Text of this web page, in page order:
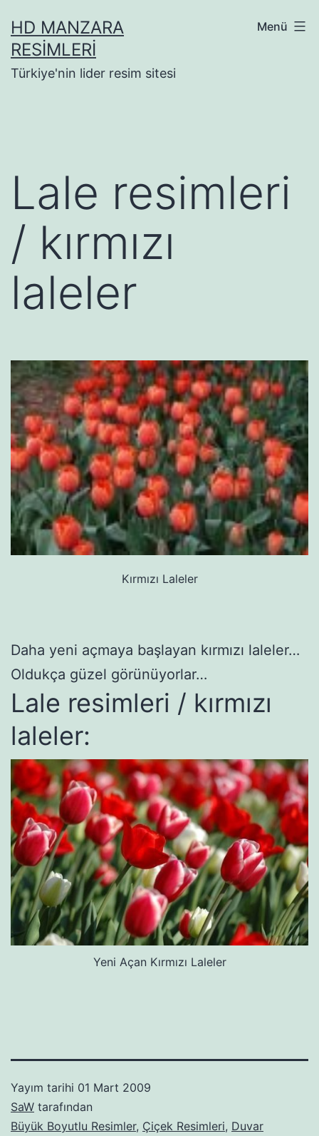
geçHD MANZARA
RESIMLERI
Türkiye'nin lider resim sitesi
Menü
Lale resimleri
/ kırmızı
laleler
Kırmızı Laleler
Daha yeni açmaya başlayan kırmızı laleler…
Oldukça güzel görünüyorlar…
Lale resimleri / kırmızı
laleler:
Yeni Açan Kırmızı Laleler
Yayım tarihi 01 Mart 2009
SaW tarafından
Büyük Boyutlu Resimler, Çiçek Resimleri, Duvar